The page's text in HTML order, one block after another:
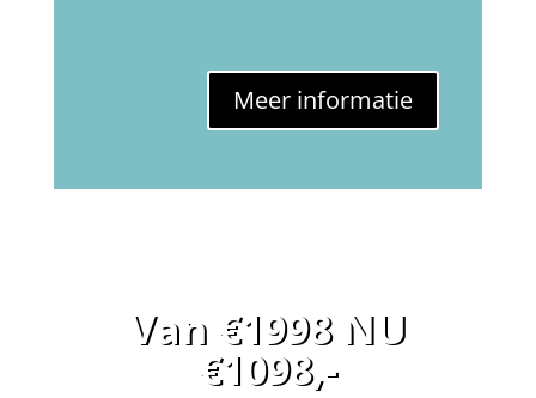
Meer informatie
Van €1998 NU
€1098,-